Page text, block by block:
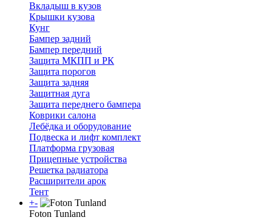
Вкладыш в кузов
Крышки кузова
Кунг
Бампер задний
Бампер передний
Защита МКПП и РК
Защита порогов
Защита задняя
Защитная дуга
Защита переднего бампера
Коврики салона
Лебёдка и оборудование
Подвеска и лифт комплект
Платформа грузовая
Прицепные устройства
Решетка радиатора
Расширители арок
Тент
+-
Foton Tunland